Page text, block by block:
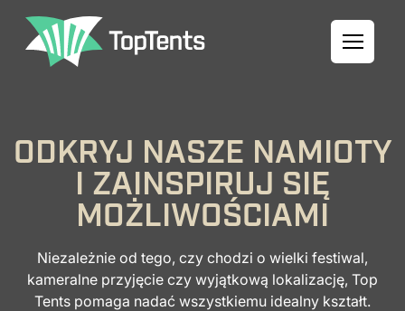
ODKRYJ NASZE NAMIOTY
I ZAINSPIRUJ SIĘ
MOŻLIWOŚCIAMI
Niezależnie od tego, czy chodzi o wielki festiwal,
kameralne przyjęcie czy wyjątkową lokalizację, Top
Tents pomaga nadać wszystkiemu idealny kształt.